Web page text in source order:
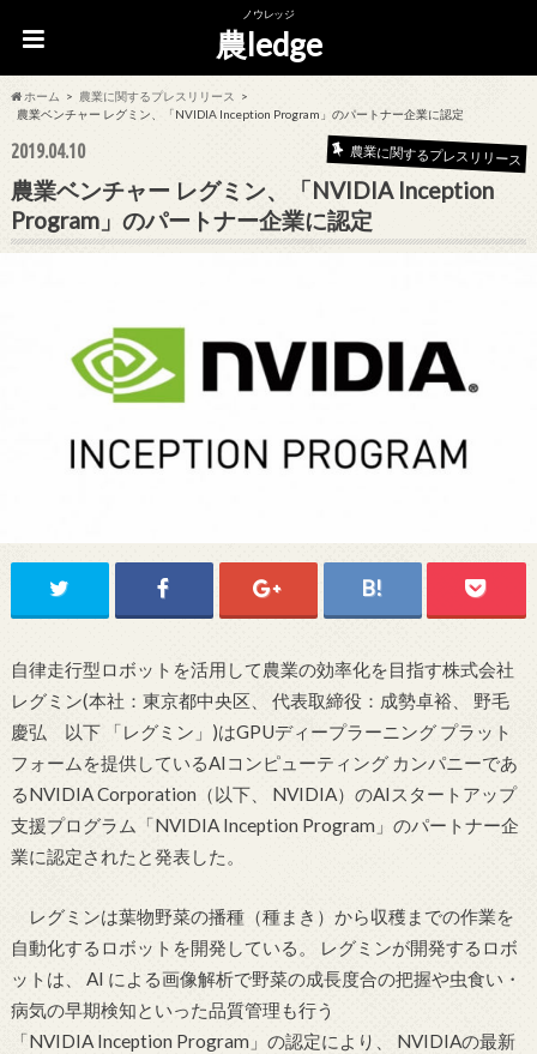
ノウレッジ
農ledge
ホーム
農業に関するプレスリリース
農業ベンチャー レグミン、「NVIDIA Inception Program」のパートナー企業に認定
2019.04.10 農業に関するプレスリリース
農業ベンチャー レグミン、「NVIDIA Inception
Program」のパートナー企業に認定
自律走行型ロボットを活用して農業の効率化を目指す株式会社
レグミン(本社：東京都中央区、 代表取締役：成勢卓裕、 野毛
慶弘 以下 「レグミン」)はGPUディープラーニング プラット
フォームを提供しているAIコンピューティング カンパニーであ
るNVIDIA Corporation（以下、 NVIDIA）のAIスタートアップ
支援プログラム「NVIDIA Inception Program」のパートナー企
業に認定されたと発表した。
レグミンは葉物野菜の播種（種まき）から収穫までの作業を
自動化するロボットを開発している。 レグミンが開発するロボ
ットは、 AI による画像解析で野菜の成長度合の把握や虫食い・
病気の早期検知といった品質管理も行う
「NVIDIA Inception Program」の認定により、 NVIDIAの最新